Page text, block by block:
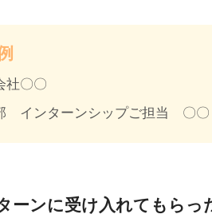
社〇〇
インターンシップご担当 〇
ーンに受け入れてもらっ